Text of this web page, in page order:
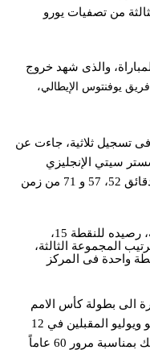
من تصفيات يورو
والذى شهد خروج
يوفنتوس الإيطالي،
تسجيل ثلاثية، جاءت عن
سيتي الإنجليزي
هدفين وتيمو فيرنر مهاجم لايبزيج، فى الدقائق 52، 57 و 71 من زمن
بهذا الفوز رفع منتخب الماكينات الألمانية، رصيده للنقطة 15،
المجموعة الثالثة،
واحدة فى المركز
الى بطولة كأس الامم
الاوروبية “يورو 2020″، التي تقام بين يونيو ويوليو المقبلين في 12
مدينة للمرة الأولى في تاريخ البطولة وذلك بمناسبة مرور 60 عاماً